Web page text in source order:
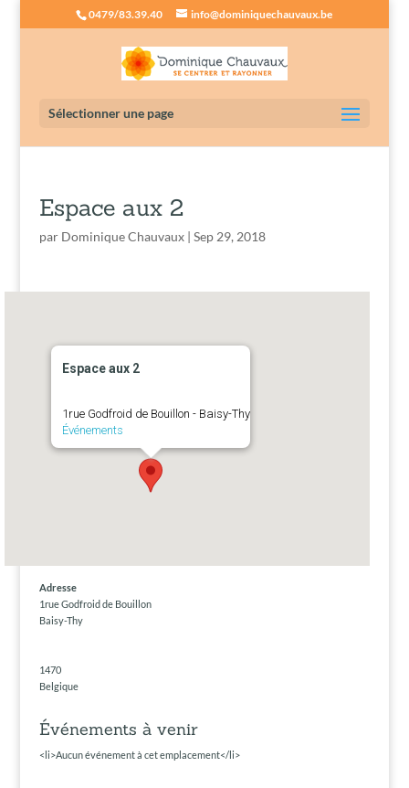
0479/83.39.40 info@dominiquechauvaux.be
Sélectionner une page
Espace aux 2
par Dominique Chauvaux| Sep 29, 2018
Espace aux 2
1rue Godfroid de Bouillon - Baisy-Thy
Événements
Adresse
1rue Godfroid de Bouillon
Baisy-Thy
1470
Belgique
Événements à venir
<li>Aucun événement à cet emplacement</li>